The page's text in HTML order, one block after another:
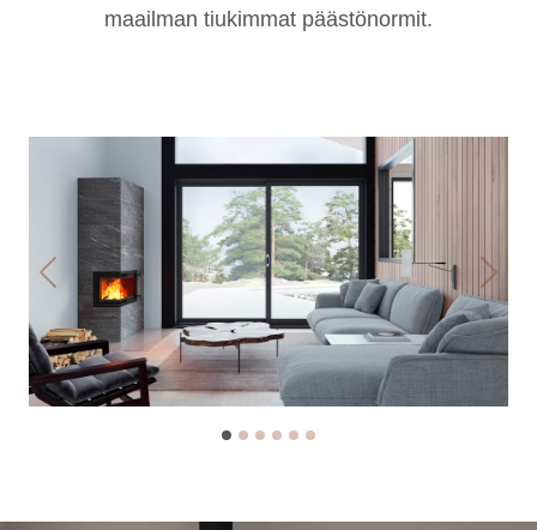
maailman tiukimmat päästönormit.
Previous Next